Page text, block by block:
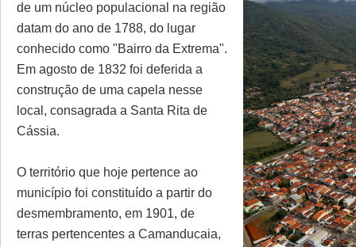
de um núcleo populacional na região
datam do ano de 1788, do lugar
conhecido como "Bairro da Extrema".
Em agosto de 1832 foi deferida a
construção de uma capela nesse
local, consagrada a Santa Rita de
Cássia.
O território que hoje pertence ao
município foi constituído a partir do
desmembramento, em 1901, de
terras pertencentes a Camanducaia,